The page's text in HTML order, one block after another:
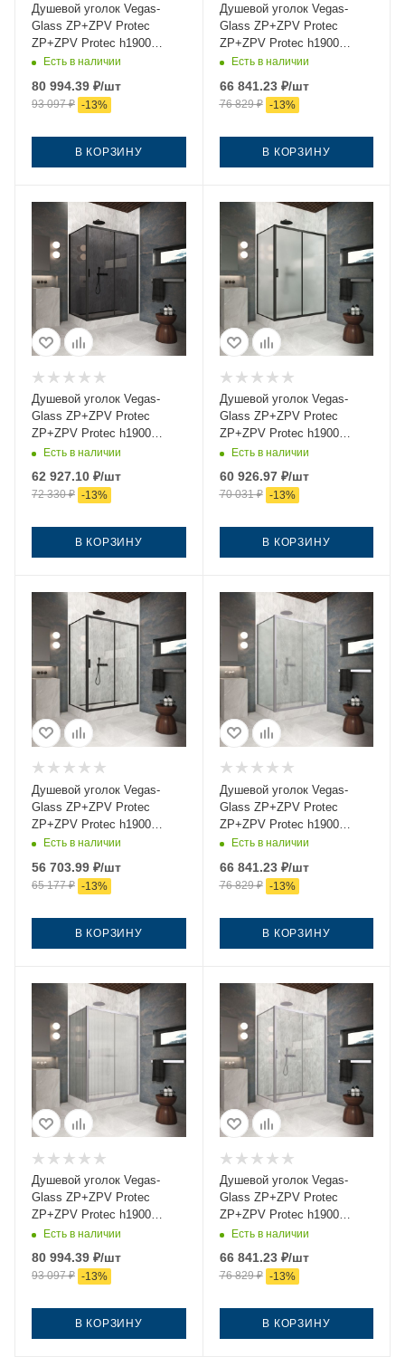
Душевой уголок Vegas-
Glass ZP+ZPV Protec
ZP+ZPV Protec h1900
130*75 02М Moru 130х75
черный без поддона
Есть в наличии
80 994.39 ₽/шт
93 097₽ -13%
В КОРЗИНУ
Душевой уголок Vegas-
Glass ZP+ZPV Protec
ZP+ZPV Protec h1900
130*75 02М crystalvision
профиль черный без
поддона
Есть в наличии
66 841.23₽/шт
76 829₽ -13%
В КОРЗИНУ
Душевой уголок Vegas-
Glass ZP+ZPV Protec
ZP+ZPV Protec h1900
130*75 02М 07 130х75
стекло тонированное
профиль черный без
поддона
Есть в наличии
62 927.10 ₽/шт
72 330₽ -13%
В КОРЗИНУ
Душевой уголок Vegas-
Glass ZP+ZPV Protec
ZP+ZPV Protec h1900
130*75 02М 10 130х75
стекло матовое профиль
черный без поддона
Есть в наличии
60 926.97₽/шт
70 031₽ -13%
В КОРЗИНУ
Душевой уголок Vegas-
Glass ZP+ZPV Protec
ZP+ZPV Protec h1900
130*75 02М 01 130х75
профиль черный без
поддона
Есть в наличии
56 703.99 ₽/шт
65 177₽ -13%
В КОРЗИНУ
Душевой уголок Vegas-
Glass ZP+ZPV Protec
ZP+ZPV Protec h1900
130*75 07 02 130х75 стекло
без поддона
Есть в наличии
66 841.23₽/шт
76 829₽ -13%
В КОРЗИНУ
Душевой уголок Vegas-
Glass ZP+ZPV Protec
ZP+ZPV Protec h1900
130*75 07 Moru 130х75
стекло рифленое профиль
хром без поддона
Есть в наличии
80 994.39 ₽/шт
93 097₽ -13%
В КОРЗИНУ
Душевой уголок Vegas-
Glass ZP+ZPV Protec
ZP+ZPV Protec h1900
130*75 07 crystalvision
130х75 стекло прозрачное
профиль хром без поддона
Есть в наличии
66 841.23₽/шт
76 829₽ -13%
В КОРЗИНУ